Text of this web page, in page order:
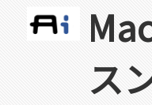
ス